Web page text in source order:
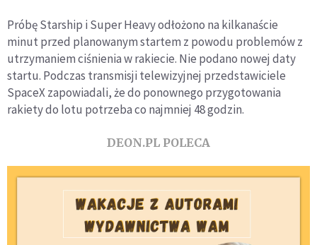
Próbę Starship i Super Heavy odłożono na kilkanaście
minut przed planowanym startem z powodu problemów z
utrzymaniem ciśnienia w rakiecie. Nie podano nowej daty
startu. Podczas transmisji telewizyjnej przedstawiciele
SpaceX zapowiadali, że do ponownego przygotowania
rakiety do lotu potrzeba co najmniej 48 godzin.
DEON.PL POLECA